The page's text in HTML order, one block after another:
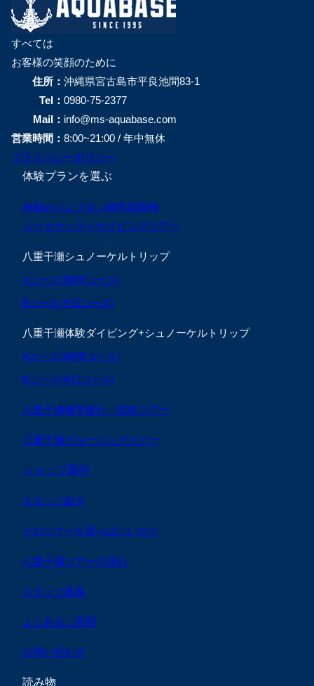
すべては
お客様の笑顔のために
住所： 沖縄県宮古島市平良池間83-1
Tel： 0980-75-2377
Mail： info@ms-aquabase.com
営業時間： 8:00~21:00 / 年中無休
プライバシーポリシー
体験プランを選ぶ
神秘のパンプキン鍾乳洞探検
シーカヤック＋ケイビングツアー
八重干瀬シュノーケルトリップ
Aコース(3時間コース)
Bコース(半日コース)
八重干瀬体験ダイビング+シュノーケルトリップ
Aコース(3時間コース)
Bコース(半日コース)
八重干瀬修学旅行・団体ツアー
八重干瀬クルージングツアー
ショップ案内
スタッフ紹介
どのツアーを選べばいいの？
八重干瀬ツアーの流れ
スタッフ募集
よくあるご質問
お問い合わせ
読み物